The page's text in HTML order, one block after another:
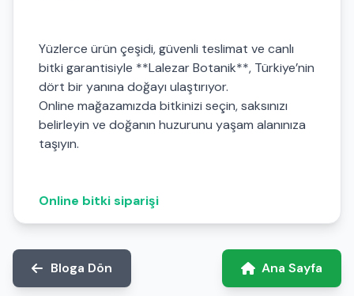
Yüzlerce ürün çeşidi, güvenli teslimat ve canlı
bitki garantisiyle **Lalezar Botanik**, Türkiye’nin
dört bir yanına doğayı ulaştırıyor.
Online mağazamızda bitkinizi seçin, saksınızı
belirleyin ve doğanın huzurunu yaşam alanınıza
taşıyın.
Online bitki siparişi
Bloga Dön Ana Sayfa